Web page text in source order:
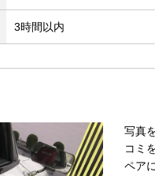
3時間以内
写真
コミ
ペア